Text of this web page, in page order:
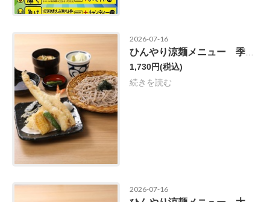
2026-07-16
1,730円(税込)
続きを読む
2026-07-16